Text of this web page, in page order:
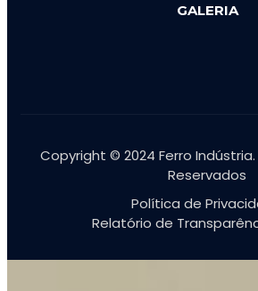
GALERIA
Copyright © 2024 Ferro
Reservados
Política de
Relatório de